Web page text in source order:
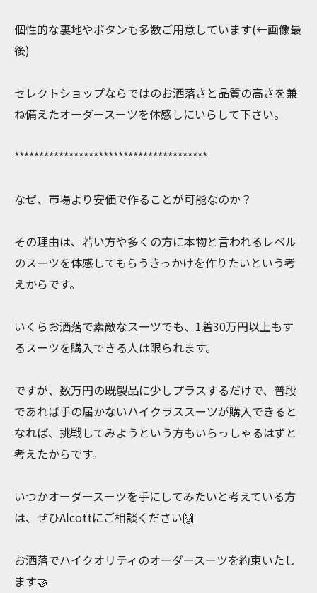
個性的な裏地やボタンも多数ご用意しています(←画像最
後)
セレクトショップならではのお洒落さと品質の高さを兼
ね備えたオーダースーツを体感しにいらして下さい。
***************************************
なぜ、市場より安価で作ることが可能なのか？
その理由は、若い方や多くの方に本物と言われるレベル
のスーツを体感してもらうきっかけを作りたいという考
えからです。
いくらお洒落で素敵なスーツでも、1着30万円以上もす
るスーツを購入できる人は限られます。
ですが、数万円の既製品に少しプラスするだけで、普段
であれば手の届かないハイクラススーツが購入できると
なれば、挑戦してみようという方もいらっしゃるはずと
考えたからです。
いつかオーダースーツを手にしてみたいと考えている方
は、ぜひAlcottにご相談ください🙌
お洒落でハイクオリティのオーダースーツを約束いたし
ます🤝